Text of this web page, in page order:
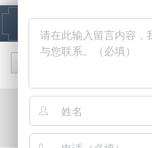
在线客服
在线客服：
021-57365628